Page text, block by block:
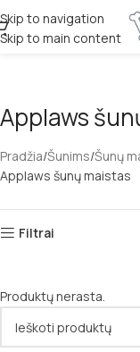
Skip to navigation
Skip to main content
Applaws
Pradžia Šunims Šunų
Applaws šunų maistas
Filtrai
Produktų nerasta.